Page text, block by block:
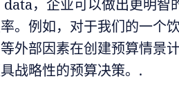
，企业可以做出更明智
。例如，对于我们的一个
外部因素在创建预算情景
战略性的预算决策。.